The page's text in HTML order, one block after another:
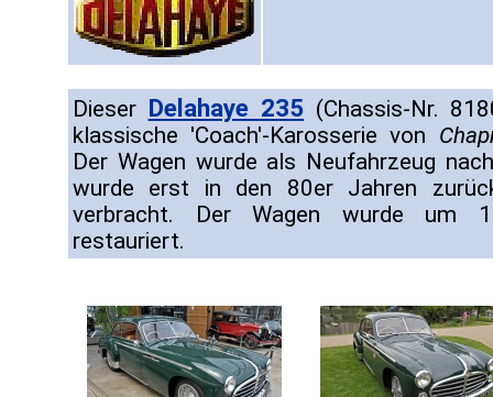
Dieser Delahaye 235 (Chassis-Nr.
klassische 'Coach'-Karosserie von
Der Wagen wurde als Neufahrzeug
wurde erst in den 80er Jahren
verbracht. Der Wagen wurde um
restauriert.